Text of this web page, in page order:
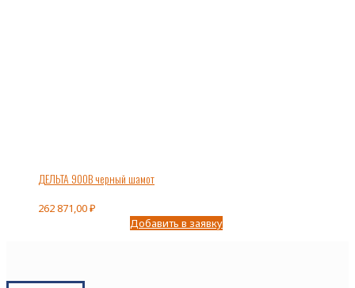
ДЕЛЬТА 900В черный шамот
262 871,00₽
Добавить в заявку